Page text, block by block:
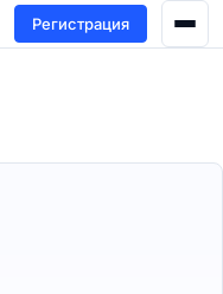
Регистрация